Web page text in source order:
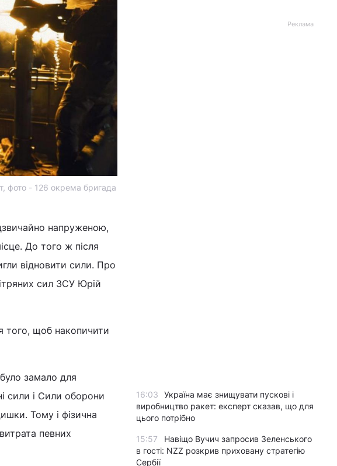
фото - 126 окрема бригада
напруженою,
До того ж після
відновити сили. Про
сил ЗСУ Юрій
того, щоб накопичити
замало для
сили і Сили оборони
Тому і фізична
певних
Реклама
16:03
Україна має знищувати пускові і
виробництво ракет: експерт сказав, що для
цього потрібно
15:57
Навіщо Вучич запросив Зеленського
в гості: NZZ розкрив приховану стратегію
Сербії